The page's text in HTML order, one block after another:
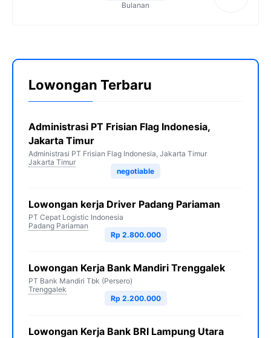
Bulanan
Lowongan Terbaru
Administrasi PT Frisian Flag Indonesia,
Jakarta Timur
Administrasi PT Frisian Flag Indonesia, Jakarta Timur
Jakarta Timur
negotiable
Lowongan kerja Driver Padang Pariaman
PT Cepat Logistic Indonesia
Padang Pariaman
Rp 2.800.000
Lowongan Kerja Bank Mandiri Trenggalek
PT Bank Mandiri Tbk (Persero)
Trenggalek
Rp 2.200.000
Lowongan Kerja Bank BRI Lampung Utara